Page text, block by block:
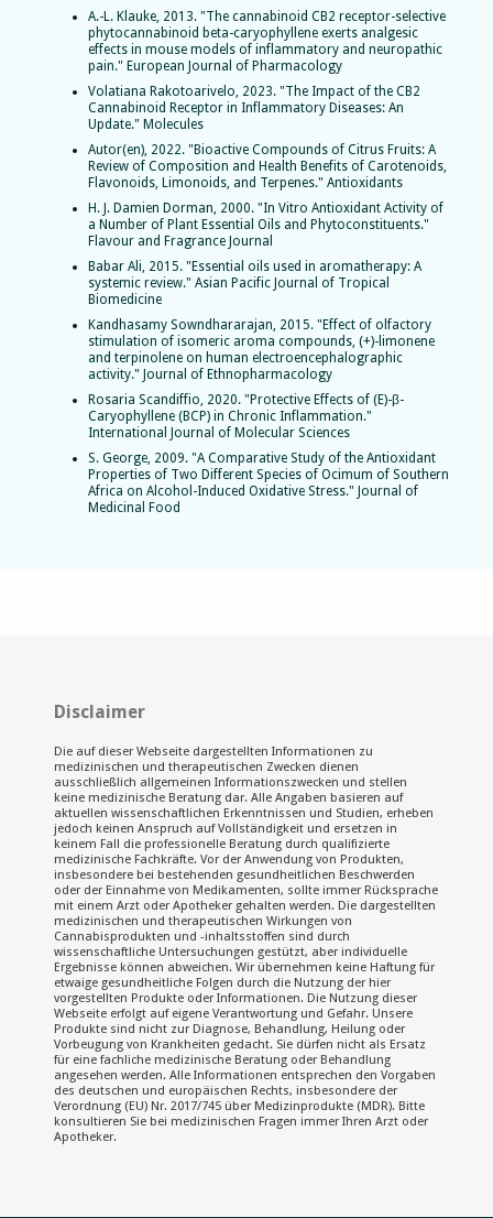
A.-L. Klauke, 2013. "The cannabinoid CB2 receptor-selective
phytocannabinoid beta-caryophyllene exerts analgesic
effects in mouse models of inflammatory and neuropathic
pain." European Journal of Pharmacology
Volatiana Rakotoarivelo, 2023. "The Impact of the CB2
Cannabinoid Receptor in Inflammatory Diseases: An
Update." Molecules
Autor(en), 2022. "Bioactive Compounds of Citrus Fruits: A
Review of Composition and Health Benefits of Carotenoids,
Flavonoids, Limonoids, and Terpenes." Antioxidants
H. J. Damien Dorman, 2000. "In Vitro Antioxidant Activity of
a Number of Plant Essential Oils and Phytoconstituents."
Flavour and Fragrance Journal
Babar Ali, 2015. "Essential oils used in aromatherapy: A
systemic review." Asian Pacific Journal of Tropical
Biomedicine
Kandhasamy Sowndhararajan, 2015. "Effect of olfactory
stimulation of isomeric aroma compounds, (+)-limonene
and terpinolene on human electroencephalographic
activity." Journal of Ethnopharmacology
Rosaria Scandiffio, 2020. "Protective Effects of (E)-β-
Caryophyllene (BCP) in Chronic Inflammation."
International Journal of Molecular Sciences
S. George, 2009. "A Comparative Study of the Antioxidant
Properties of Two Different Species of Ocimum of Southern
Africa on Alcohol-Induced Oxidative Stress." Journal of
Medicinal Food
Disclaimer
Die auf dieser Webseite dargestellten Informationen zu
medizinischen und therapeutischen Zwecken dienen
ausschließlich allgemeinen Informationszwecken und stellen
keine medizinische Beratung dar. Alle Angaben basieren auf
aktuellen wissenschaftlichen Erkenntnissen und Studien, erheben
jedoch keinen Anspruch auf Vollständigkeit und ersetzen in
keinem Fall die professionelle Beratung durch qualifizierte
medizinische Fachkräfte. Vor der Anwendung von Produkten,
insbesondere bei bestehenden gesundheitlichen Beschwerden
oder der Einnahme von Medikamenten, sollte immer Rücksprache
mit einem Arzt oder Apotheker gehalten werden. Die dargestellten
medizinischen und therapeutischen Wirkungen von
Cannabisprodukten und -inhaltsstoffen sind durch
wissenschaftliche Untersuchungen gestützt, aber individuelle
Ergebnisse können abweichen. Wir übernehmen keine Haftung für
etwaige gesundheitliche Folgen durch die Nutzung der hier
vorgestellten Produkte oder Informationen. Die Nutzung dieser
Webseite erfolgt auf eigene Verantwortung und Gefahr. Unsere
Produkte sind nicht zur Diagnose, Behandlung, Heilung oder
Vorbeugung von Krankheiten gedacht. Sie dürfen nicht als Ersatz
für eine fachliche medizinische Beratung oder Behandlung
angesehen werden. Alle Informationen entsprechen den Vorgaben
des deutschen und europäischen Rechts, insbesondere der
Verordnung (EU) Nr. 2017/745 über Medizinprodukte (MDR). Bitte
konsultieren Sie bei medizinischen Fragen immer Ihren Arzt oder
Apotheker.